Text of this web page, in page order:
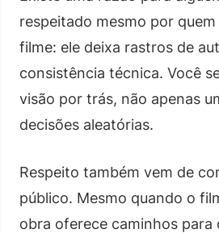
respeitado mesmo por
filme: ele deixa rastros de
consistência técnica. Você
visão por trás, não apenas
decisões aleatórias.
Respeito também vem de
público. Mesmo quando o
obra oferece caminhos para